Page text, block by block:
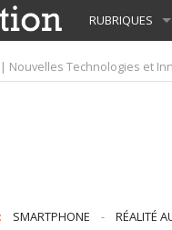
RUBRIQUES
Nouvelles Technologies et
SMARTPHONE - RÉALITÉ